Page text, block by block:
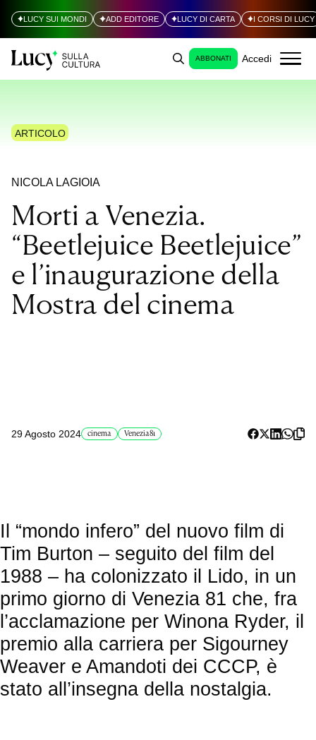
LUCY SUI MONDI ADD EDITORE LUCY DI CARTA I CORSI DI LUCY
ABBONATI Accedi
ARTICOLO
NICOLA LAGIOIA
Morti a Venezia.
“Beetlejuice Beetlejuice”
e l’inaugurazione della
Mostra del cinema
29 Agosto 2024 cinema Venezia81
Il “mondo infero” del nuovo film di
Tim Burton – seguito del film del
1988 – ha colonizzato il Lido, in un
primo giorno di Venezia 81 che, fra
l’acclamazione per Winona Ryder, il
premio alla carriera per Sigourney
Weaver e Amandoti dei CCCP, è
stato all’insegna della nostalgia.